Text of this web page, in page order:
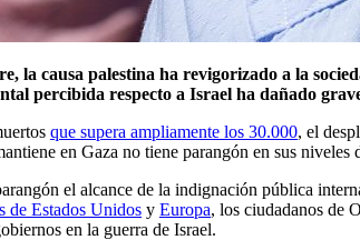
la causa palestina ha revigorizado a la
percibida respecto a Israel ha dañado
que supera ampliamente los 30.000, el
en Gaza no tiene parangón en sus
el alcance de la indignación pública
de Estados Unidos y Europa, los ciudadanos de
en la guerra de Israel.